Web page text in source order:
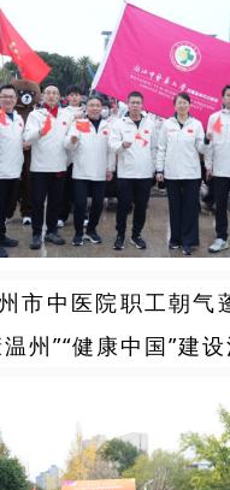
市中医院职工朝
州”“健康中国”建